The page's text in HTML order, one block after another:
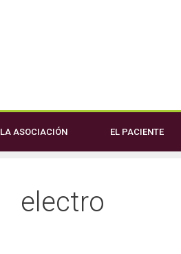
LA ASOCIACIÓN EL PACIENTE
electro